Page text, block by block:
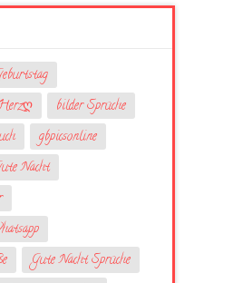
bilder Sprüche
gbpicsonline
Nacht
Gute Nacht Sprüche